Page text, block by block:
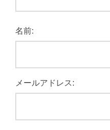
名前:
メールアドレス: